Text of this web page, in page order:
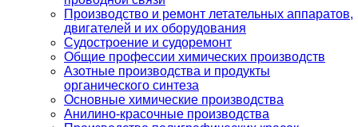
Производство и ремонт летательных аппаратов,
двигателей и их оборудования
Судостроение и судоремонт
Общие профессии химических производств
Азотные производства и продукты
органического синтеза
Основные химические производства
Анилино-красочные производства